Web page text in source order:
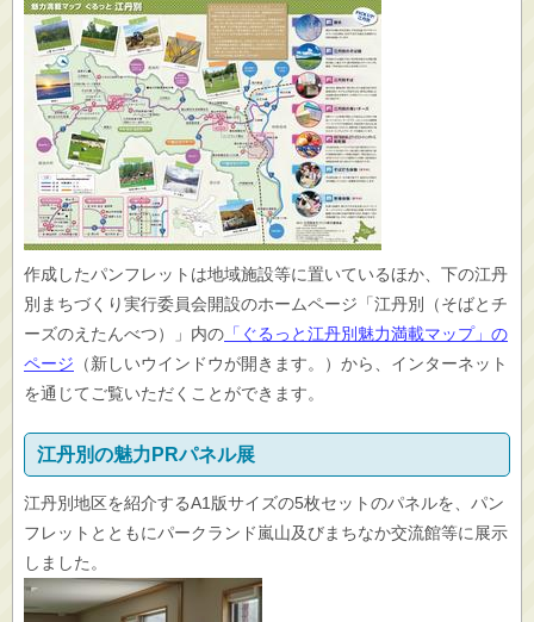
作成したパンフレットは地域施設等に置いているほか、下の江丹
別まちづくり実行委員会開設のホームページ「江丹別（そばとチ
ーズのえたんべつ）」内の 「ぐるっと江丹別魅力満載マップ」の
ページ （新しいウインドウが開きます。）から、インターネット
を通じてご覧いただくことができます。
江丹別の魅力PRパネル展
江丹別地区を紹介するA1版サイズの5枚セットのパネルを、パン
フレットとともにパークランド嵐山及びまちなか交流館等に展示
しました。